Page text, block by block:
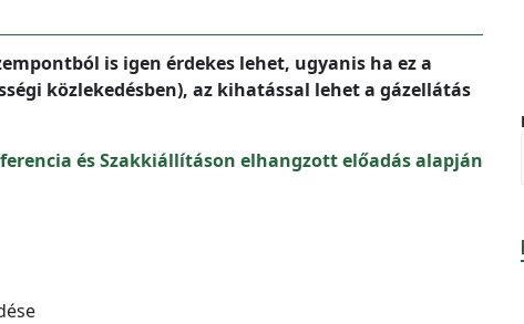
is igen érdekes lehet, ugyanis ha ez a
közlekedésben), az kihatással lehet a gázellátás
és Szakkiállításon elhangzott előadás alapján